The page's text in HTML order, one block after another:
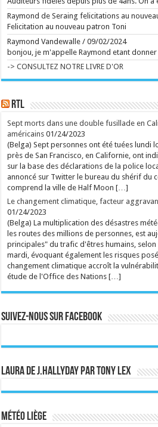
V2 Script
Raymond de Seraing felicitations au
Felicitation au nouveau patron Toni
Raymond Vandewalle /09/02/2024
bonjou, je m'appelle Raymond etant
-> CONSULTEZ NOTRE LIVRE D'OR
RTL
Sept morts dans une double fusillade en
américains 01/24/2023
(Belga) Sept personnes ont été tuées lundi
près de San Francisco, en Californie, ont
sur la base des déclarations de la police
annoncé sur Twitter le bureau du shérif du
comprend la ville de Half Moon […]
Le changement climatique, facteur
01/24/2023
(Belga) La multiplication des désastres
les routes des millions de personnes, est
principales" du trafic d'êtres humains,
mardi, évoquant également les risques
changement climatique accroît la
étude de l'Office des Nations […]
Suivez-nous sur Facebook
Laura de J.Hallyday par Tony Lex
Météo Liège